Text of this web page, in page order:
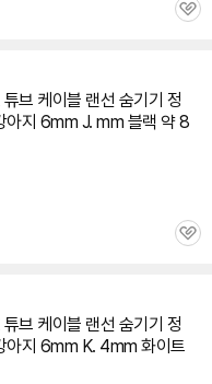
관
브 케이블 랜선 숨기기 정
아지 6mm J. mm 블랙 약 8
관
브 케이블 랜선 숨기기 정
아지 6mm K. 4mm 화이트